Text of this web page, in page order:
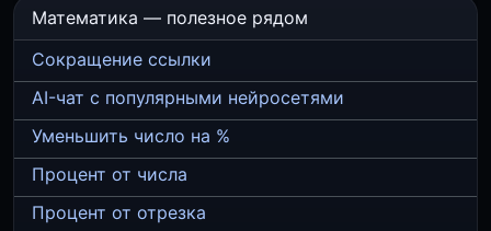
Математика — полезное рядом
Сокращение ссылки
AI-чат с популярными нейросетями
Уменьшить число на %
Процент от числа
Процент от отрезка